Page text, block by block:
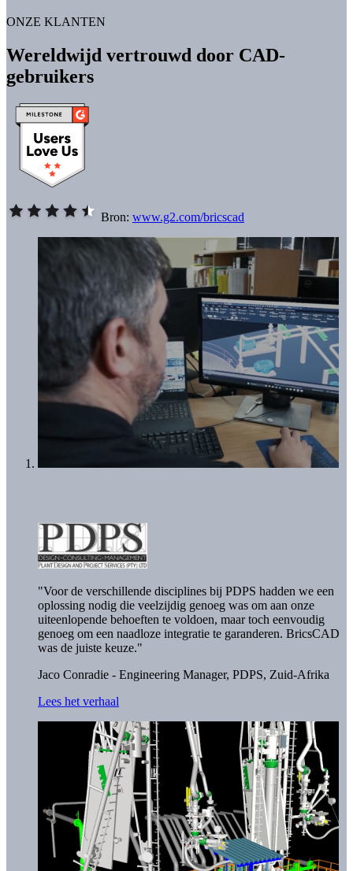
ONZE KLANTEN
Wereldwijd vertrouwd door CAD-
gebruikers
Bron:www.g2.com/bricscad
"Voor de verschillende disciplines bij PDPS hadden we een
oplossing nodig die veelzijdig genoeg was om aan onze
uiteenlopende behoeften te voldoen, maar toch eenvoudig
genoeg om een naadloze integratie te garanderen. BricsCAD
was de juiste keuze."
Jaco Conradie - Engineering Manager, PDPS, Zuid-Afrika
Lees het verhaal